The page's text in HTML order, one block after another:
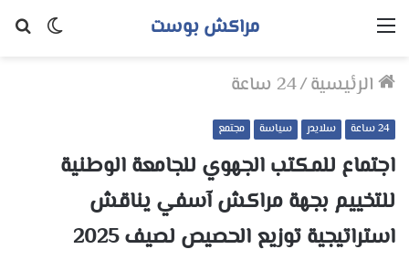
الوضع
مراكش بوست القائمة
الرئيسية/24 ساعة
24 ساعة سلايدر سياسة مجتمع
اجتماع للمكتب الجهوي للجامعة الوطنية
للتخييم بجهة مراكش آسفي يناقش
استراتيجية توزيع الحصيص لصيف 2025